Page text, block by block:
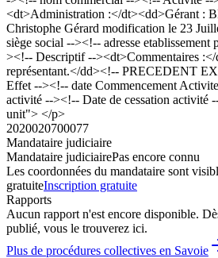
<dt>Administration :</dt><dd>Gérant :
Christophe Gérard modification le 23
siège social --><!-- adresse
><!-- Descriptif --><dt>Commentaires
représentant.</dd><!-- PRECEDENT
Effet --><!-- date Commencement
activité --><!-- Date de cessation activité
unit"> </p>
2020020700077
Mandataire judiciaire
Mandataire judiciairePas encore connu
Les coordonnées du mandataire sont
gratuiteInscription gratuite
Rapports
Aucun rapport n'est encore disponible.
publié, vous le trouverez ici.
Plus de procédures collectives en Savoie